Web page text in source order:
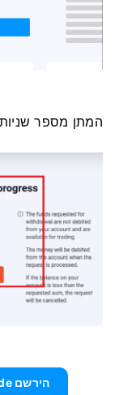
המתן מספר
הירשם Olymptrade וקבל 10,000 $ בחינם